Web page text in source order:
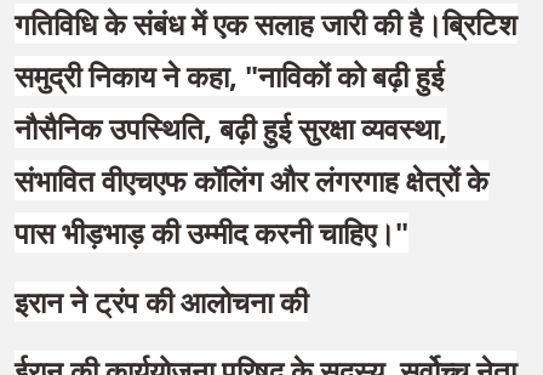
गतिविधि के संबंध में एक सलाह जारी की है।ब्रिटिश
समुद्री निकाय ने कहा, "नाविकों को बढ़ी हुई
नौसैनिक उपस्थिति, बढ़ी हुई सुरक्षा व्यवस्था,
संभावित वीएचएफ कॉलिंग और लंगरगाह क्षेत्रों के
पास भीड़भाड़ की उम्मीद करनी चाहिए।"
इरान ने ट्रंप की आलोचना की